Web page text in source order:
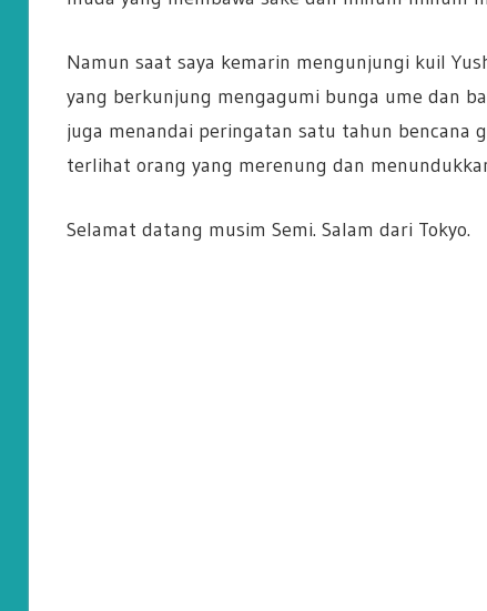
Namun saat saya kemarin mengunjungi kuil
yang berkunjung mengagumi bunga ume dan
juga menandai peringatan satu tahun bencana
terlihat orang yang merenung dan
Selamat datang musim Semi. Salam dari Tokyo.